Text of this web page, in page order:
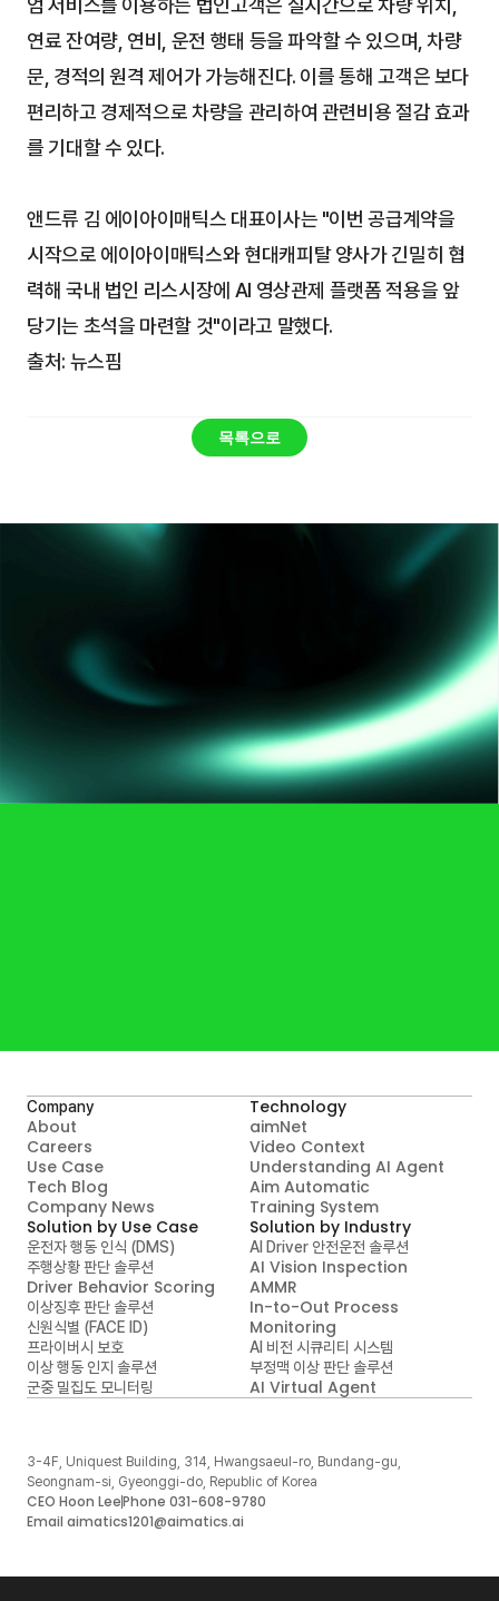
엄 서비스를 이용하는 법인고객은 실시간으로 차량 위치,
연료 잔여량, 연비, 운전 행태 등을 파악할 수 있으며, 차량
문, 경적의 원격 제어가 가능해진다. 이를 통해 고객은 보다
편리하고 경제적으로 차량을 관리하여 관련비용 절감 효과
를 기대할 수 있다.
앤드류 김 에이아이매틱스 대표이사는 "이번 공급계약을
시작으로 에이아이매틱스와 현대캐피탈 양사가 긴밀히 협
력해 국내 법인 리스시장에 AI 영상관제 플랫폼 적용을 앞
당기는 초석을 마련할 것"이라고 말했다.
출처: 뉴스핌
목록으로
Company
About
Careers
Use Case
Tech Blog
Company News
Technology
aimNet
Video Context
Understanding AI Agent
Aim Automatic
Training System
Solution by Use Case
운전자 행동 인식 (DMS)
주행상황 판단 솔루션
Driver Behavior Scoring
이상징후 판단 솔루션
신원식별 (FACE ID)
프라이버시 보호
이상 행동 인지 솔루션
군중 밀집도 모니터링
Solution by Industry
AI Driver 안전운전 솔루션
AI Vision Inspection
AMMR
In-to-Out Process
Monitoring
AI 비전 시큐리티 시스템
부정맥 이상 판단 솔루션
AI Virtual Agent
CEO Hoon LeePhone 031-608-9780
Email aimatics1201@aimatics.ai
3-4F, Uniquest Building, 314, Hwangsaeul-ro, Bundang-gu,
Seongnam-si, Gyeonggi-do, Republic of Korea